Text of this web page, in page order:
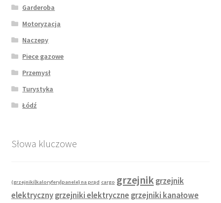
Garderoba
Motoryzacja
Naczepy
Piece gazowe
Przemysł
Turystyka
Łódź
Słowa kluczowe
(grzejniki|kaloryfery|panele} na prąd cargo grzejnik grzejnik
elektryczny grzejniki elektryczne grzejniki kanałowe